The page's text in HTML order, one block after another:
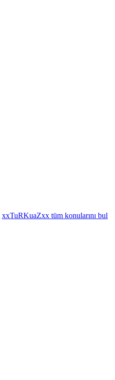
xxTuRKuaZxx tüm konularını bul